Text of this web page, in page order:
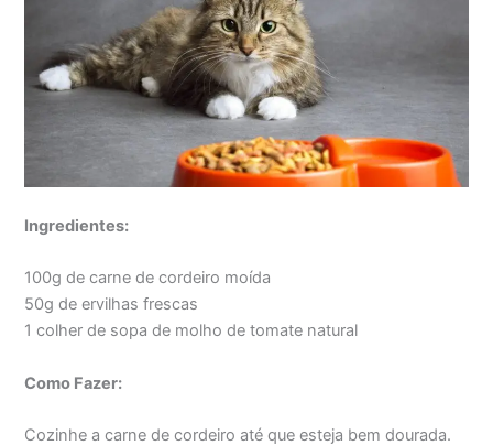
Ingredientes:
100g de carne de cordeiro moída
50g de ervilhas frescas
1 colher de sopa de molho de tomate natural
Como Fazer:
Cozinhe a carne de cordeiro até que esteja bem dourada.